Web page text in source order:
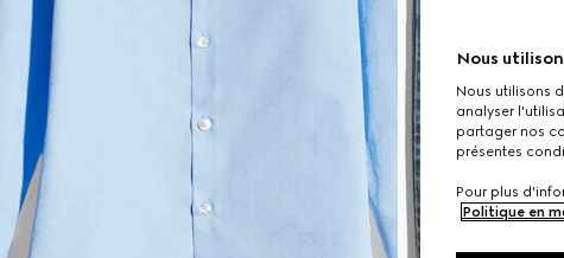
Nous
Nous utilisons
analyser
partager nos
présentes
Pour plus
Politique en